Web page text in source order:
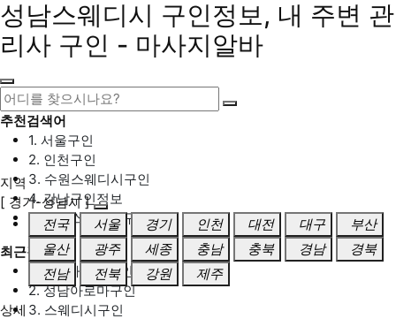
성남스웨디시 구인정보, 내 주변 관
리사 구인 - 마사지알바
추천검색어
1. 서울구인
2. 인천구인
3. 수원스웨디시구인
4. 강남구인정보
5. 동탄스웨디시구인
최근검색어
1. 일산마사지구인
2. 성남아로마구인
3. 스웨디시구인
지역
[ 경기-성남시 ]
전국
서울 경기 인천 대전 대구
부산
울산
광주 세종 충남 충북 경남
경북
전남
전북 강원 제주
상세